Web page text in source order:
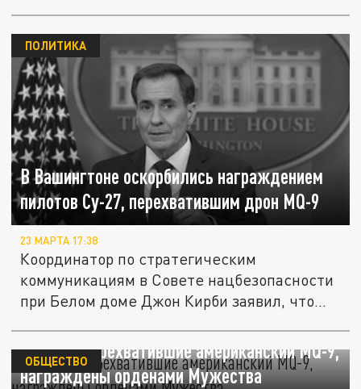
В Вашингтоне оскорбились награждением
пилотов Су-27, перехватившим дрон MQ-9
ПОЛИТИКА
23 МАРТА 17:38
Координатор по стратегическим
коммуникациям в Совете нацбезопасности
при Белом доме Джон Кирби заявил, что...
Пилоты, перехватившие американский MQ-9,
награждены орденами Мужества
ОБЩЕСТВО